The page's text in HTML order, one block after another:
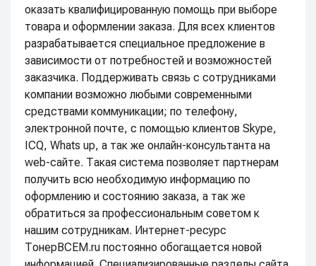
оказать квалифицированную помощь при выборе
товара и оформлении заказа. Для всех клиентов
разрабатывается специальное предложение в
зависимости от потребностей и возможностей
заказчика. Поддерживать связь с сотрудниками
компании возможно любыми современными
средствами коммуникации; по телефону,
электронной почте, с помощью клиентов Skype,
ICQ, Whats up, а так же онлайн-консультанта на
web-сайте. Такая система позволяет партнерам
получить всю необходимую информацию по
оформлению и состоянию заказа, а так же
обратиться за профессиональным советом к
нашим сотрудникам. Интернет-ресурс
ТонерВСЕМ.ru постоянно обогащается новой